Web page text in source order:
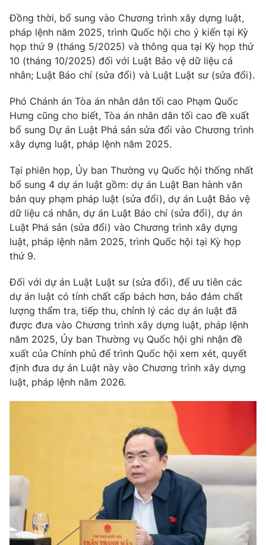
Chất lượng cuộc sống
Tuyển sinh
Học trực tuyến
Công nghệ
Hitech Công nghệ tương lai
Sản phẩm
Thị trường
Tư vấn
Giao lưu trực tuyến
Lịch phát sóng
Chuyên mục khác
Photo Infographic
Video Shorts video
VTV Money
VTV Sức khoẻ Bất động sản
Thị trường 24h Tấm lòng Việt
VTV4 Vươn mình bằng AI
VTV9 VTV8
English
THỜI BÁO VTV
Theo dõi báo trên
Đồng thời, bổ sung vào Chương trình xây dựng luật,
pháp lệnh năm 2025, trình Quốc hội cho ý kiến tại Kỳ
họp thứ 9 (tháng 5/2025) và thông qua tại Kỳ họp thứ
10 (tháng 10/2025) đối với Luật Bảo vệ dữ liệu cá
nhân; Luật Báo chí (sửa đổi) và Luật Luật sư (sửa đổi).
Phó Chánh án Tòa án nhân dân tối cao Phạm Quốc
Hưng cũng cho biết, Tòa án nhân dân tối cao đề xuất
bổ sung Dự án Luật Phá sản sửa đổi vào Chương trình
xây dựng luật, pháp lệnh năm 2025.
Tại phiên họp, Ủy ban Thường vụ Quốc hội thống nhất
bổ sung 4 dự án luật gồm: dự án Luật Ban hành văn
bản quy phạm pháp luật (sửa đổi), dự án Luật Bảo vệ
dữ liệu cá nhân, dự án Luật Báo chí (sửa đổi), dự án
Luật Phá sản (sửa đổi) vào Chương trình xây dựng
luật, pháp lệnh năm 2025, trình Quốc hội tại Kỳ họp
thứ 9.
Đối với dự án Luật Luật sư (sửa đổi), để ưu tiên các
dự án luật có tính chất cấp bách hơn, bảo đảm chất
lượng thẩm tra, tiếp thu, chỉnh lý các dự án luật đã
được đưa vào Chương trình xây dựng luật, pháp lệnh
năm 2025, Ủy ban Thường vụ Quốc hội ghi nhận đề
xuất của Chính phủ để trình Quốc hội xem xét, quyết
định đưa dự án Luật này vào Chương trình xây dựng
luật, pháp lệnh năm 2026.